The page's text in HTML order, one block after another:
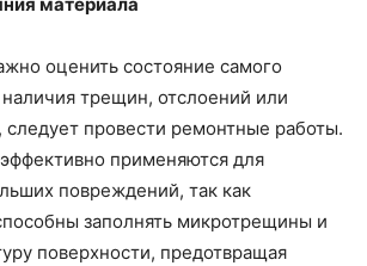
оценить состояние самого
трещин, отслоений или
следует провести ремонтные работы.
применяются для
повреждений, так как
заполнять микротрещины и
поверхности, предотвращая